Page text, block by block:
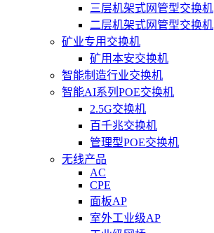
三层机架式网管型交换机
二层机架式网管型交换机
矿业专用交换机
矿用本安交换机
智能制造行业交换机
智能AI系列POE交换机
2.5G交换机
百千兆交换机
管理型POE交换机
无线产品
AC
CPE
面板AP
室外工业级AP